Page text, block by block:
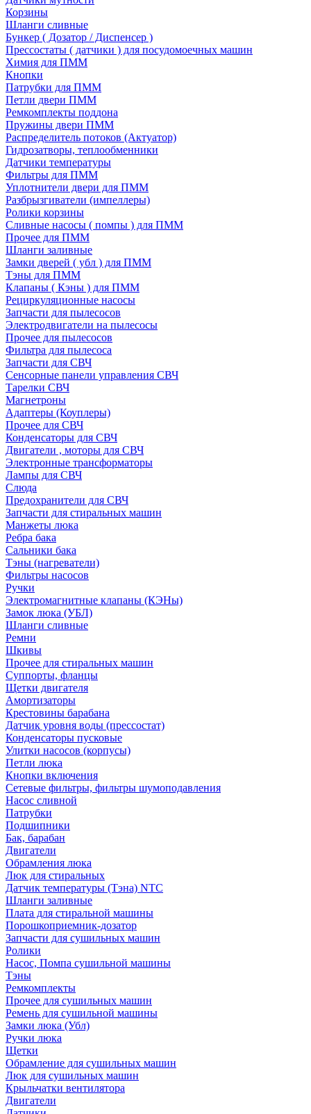
Корзины
Шланги сливные
Бункер ( Дозатор / Диспенсер )
Прессостаты ( датчики ) для посудомоечных машин
Химия для ПММ
Кнопки
Патрубки для ПММ
Петли двери ПММ
Ремкомплекты поддона
Пружины двери ПММ
Распределитель потоков (Актуатор)
Гидрозатворы, теплообменники
Датчики температуры
Фильтры для ПММ
Уплотнители двери для ПММ
Разбрызгиватели (импеллеры)
Ролики корзины
Сливные насосы ( помпы ) для ПММ
Прочее для ПММ
Шланги заливные
Замки дверей ( убл ) для ПММ
Тэны для ПММ
Клапаны ( Кэны ) для ПММ
Рециркуляционные насосы
Запчасти для пылесосов
Электродвигатели на пылесосы
Прочее для пылесосов
Фильтра для пылесоса
Запчасти для СВЧ
Сенсорные панели управления СВЧ
Тарелки СВЧ
Магнетроны
Адаптеры (Коуплеры)
Прочее для СВЧ
Конденсаторы для СВЧ
Двигатели , моторы для СВЧ
Электронные трансформаторы
Лампы для СВЧ
Слюда
Предохранители для СВЧ
Запчасти для стиральных машин
Манжеты люка
Ребра бака
Сальники бака
Тэны (нагреватели)
Фильтры насосов
Ручки
Электромагнитные клапаны (КЭНы)
Замок люка (УБЛ)
Шланги сливные
Ремни
Шкивы
Прочее для стиральных машин
Суппорты, фланцы
Щетки двигателя
Амортизаторы
Крестовины барабана
Датчик уровня воды (прессостат)
Конденсаторы пусковые
Улитки насосов (корпусы)
Петли люка
Кнопки включения
Сетевые фильтры, фильтры шумоподавления
Насос сливной
Патрубки
Подшипники
Бак, барабан
Двигатели
Обрамления люка
Люк для стиральных
Датчик температуры (Тэна) NTC
Шланги заливные
Плата для стиральной машины
Порошкоприемник-дозатор
Запчасти для сушильных машин
Ролики
Насос, Помпа сушильной машины
Тэны
Ремкомплекты
Прочее для сушильных машин
Ремень для сушильной машины
Замки люка (Убл)
Ручки люка
Щетки
Обрамление для сушильных машин
Люк для сушильных машин
Крыльчатки вентилятора
Двигатели